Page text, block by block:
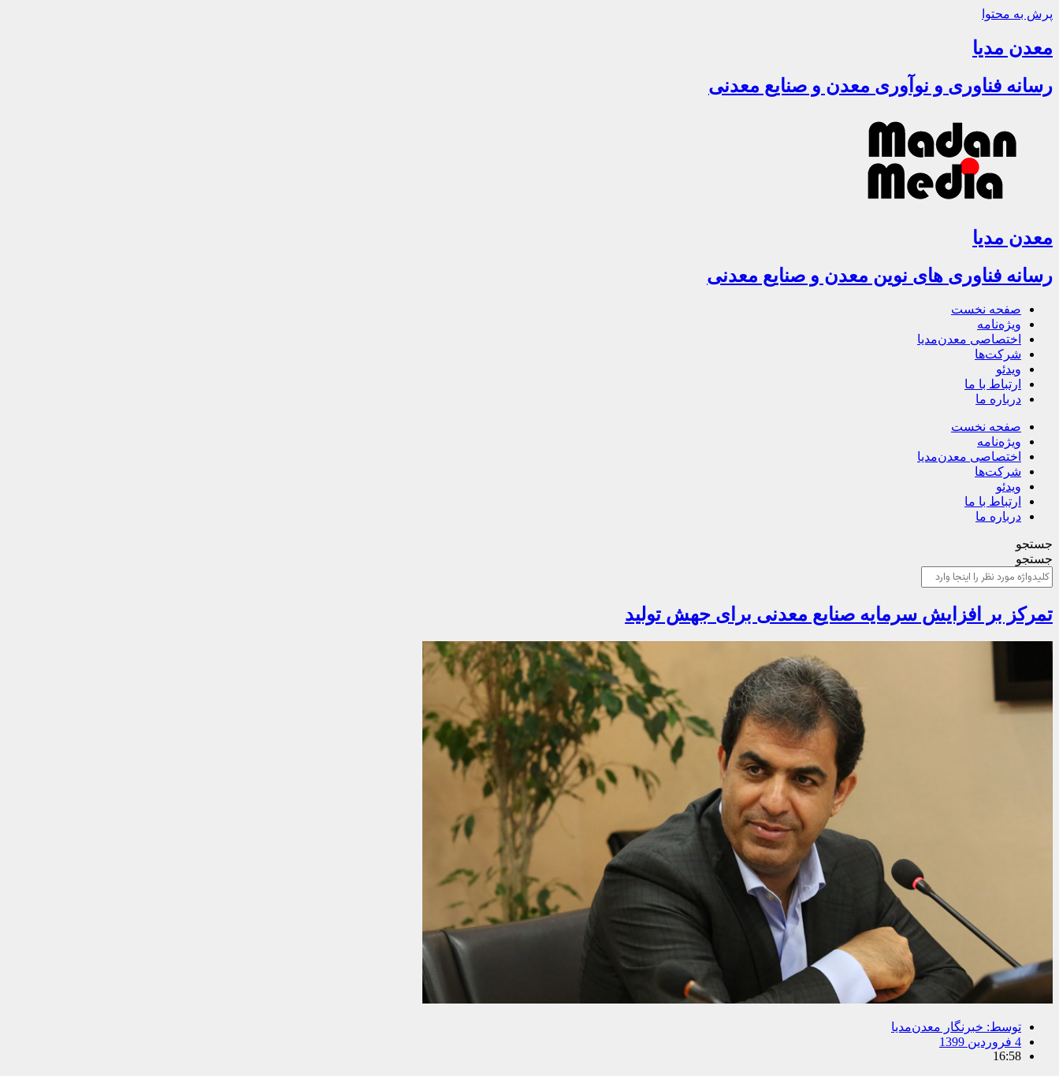
پرش به محتوا
معدن مدیا
رسانه فناوری و نوآوری معدن و صنایع معدنی
معدن مدیا
رسانه فناوری های نوین معدن و صنایع معدنی
صفحه نخست
ویژه‌نامه
اختصاصی معدن‌مدیا
شرکت‌ها
ویدئو
ارتباط با ما
درباره ما
صفحه نخست
ویژه‌نامه
اختصاصی معدن‌مدیا
شرکت‌ها
ویدئو
ارتباط با ما
درباره ما
جستجو
جستجو
تمرکز بر افزایش سرمایه صنایع معدنی برای جهش تولید
توسط: خبرنگار معدن‌مدیا
4 فروردین 1399
16:58